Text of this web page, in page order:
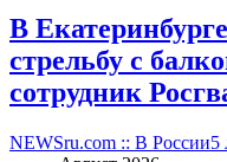
В
стрельбу с
сотрудник
NEWSru.com :: В России5